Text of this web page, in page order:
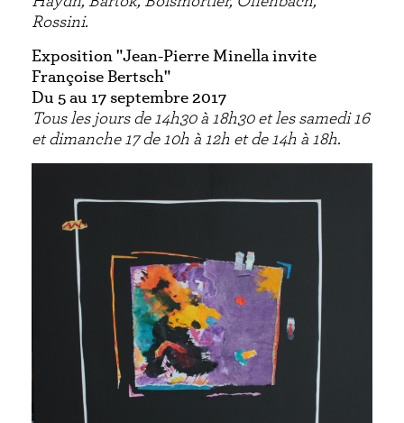
Rossini.
Exposition "Jean-Pierre Minella invite
Françoise Bertsch"
Du 5 au 17 septembre 2017
Tous les jours de 14h30 à 18h30 et les samedi 16
et dimanche 17 de 10h à 12h et de 14h à 18h.